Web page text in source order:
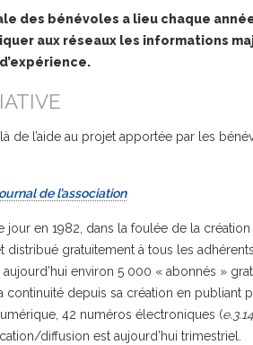
des bénévoles a lieu chaque
aux réseaux les informations
de l’aide au projet apportée par les
de l’association
jour en 1982, dans la foulée de la création
distribué gratuitement à tous les
environ 5 000 « abonnés »
continuité depuis sa création en
42 numéros électroniques (
diffusion est aujourd’hui trimestriel.